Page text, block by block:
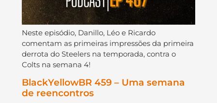
Neste episódio, Danillo, Léo e Ricardo
comentam as primeiras impressões da primeira
derrota do Steelers na temporada, contra o
Colts na semana 4!
BlackYellowBR 459 – Uma semana
de reencontros